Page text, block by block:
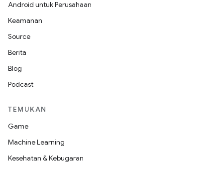
Android untuk Perusahaan
Keamanan
Source
Berita
Blog
Podcast
TEMUKAN
Game
Machine Learning
Kesehatan & Kebugaran